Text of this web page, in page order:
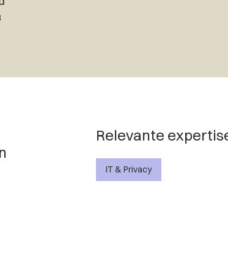
Relevante
IT & Privacy